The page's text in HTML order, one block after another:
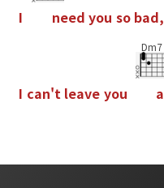
I need you so bad,
I can't leave you
Dm7
a